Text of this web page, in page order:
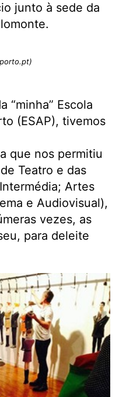
junto à sede da
“minha” Escola
(ESAP), tivemos
que nos permitiu
Teatro e das
Artes
e Audiovisual),
vezes, as
para deleite